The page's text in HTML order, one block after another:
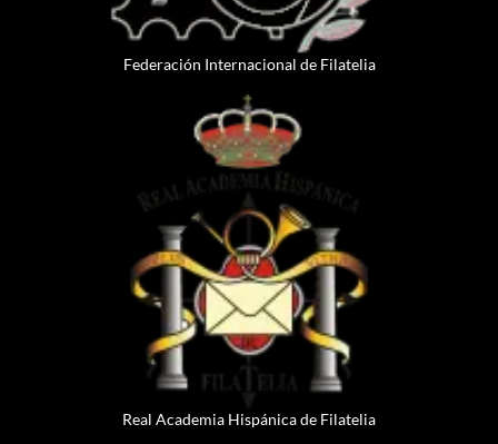
Federación Internacional de Filatelia
Real Academia Hispánica de Filatelia